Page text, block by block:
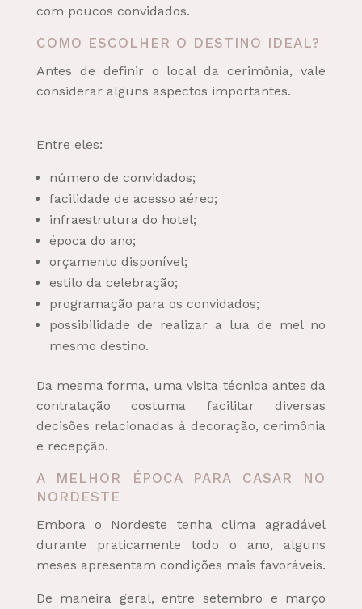
com poucos convidados.
COMO ESCOLHER O DESTINO IDEAL?
Antes de definir o local da cerimônia, vale
considerar alguns aspectos importantes.
Entre eles:
número de convidados;
facilidade de acesso aéreo;
infraestrutura do hotel;
época do ano;
orçamento disponível;
estilo da celebração;
programação para os convidados;
possibilidade de realizar a lua de mel no
mesmo destino.
Da mesma forma, uma visita técnica antes da
contratação costuma facilitar diversas
decisões relacionadas à decoração, cerimônia
e recepção.
A MELHOR ÉPOCA PARA CASAR NO
NORDESTE
Embora o Nordeste tenha clima agradável
durante praticamente todo o ano, alguns
meses apresentam condições mais favoráveis.
De maneira geral, entre setembro e março